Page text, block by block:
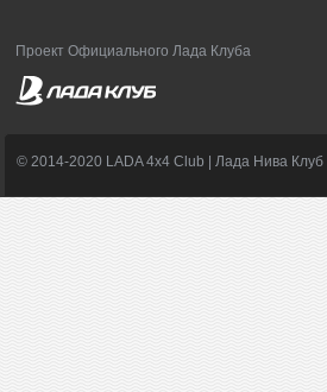
Проект Официального Лада Клуба
© 2014-2020 LADA 4x4 Club | Лада Нива Клуб |